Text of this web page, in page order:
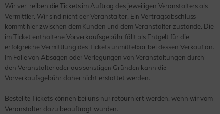
Wir vertreiben die Tickets im Auftrag des jeweiligen Veranstalters als
Vermittler. Wir sind nicht der Veranstalter. Ein Vertragsabschluss
kommt hier zwischen dem Kunden und dem Veranstalter zustande. Die
im Ticket enthaltene Vorverkaufsgebühr fällt als Entgelt für die
erfolgreiche Vermittlung des Tickets unmittelbar bei dessen Verkauf an.
Im Falle von Absagen oder Verlegungen von Veranstaltungen durch
den Veranstalter oder aus sonstigen Gründen kann die
Vorverkaufsgebühr daher nicht erstattet werden.
Bestellte Tickets können bei uns nur retourniert werden, wenn wir vom
Veranstalter dazu beauftragt wurden.